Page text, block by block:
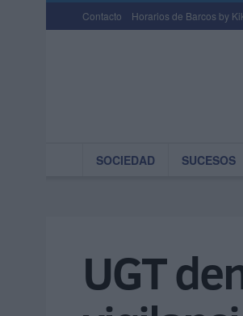
Contacto Horarios de Barcos by
SOCIEDAD SUCESOS
UGT